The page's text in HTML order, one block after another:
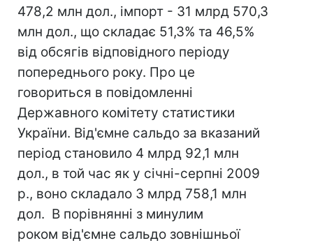
478,2 млн дол., імпорт - 31 млрд 570,3
млн дол., що складає 51,3% та 46,5%
від обсягів відповідного періоду
попереднього року. Про це
говориться в повідомленні
Державного комітету статистики
України. Від'ємне сальдо за вказаний
період становило 4 млрд 92,1 млн
дол., в той час як у січні-серпні 2009
р., воно складало 3 млрд 758,1 млн
дол. В порівнянні з минулим
роком від'ємне сальдо зовнішньої